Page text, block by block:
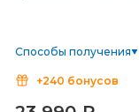
Способы получения
+240 бонусов